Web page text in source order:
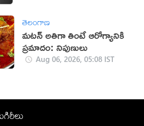
తెలంగాణ
మటన్ అతిగా తింటే ఆరోగ్యానికి
ప్రమాదం: నిపుణులు
Aug 06, 2026, 05:08 IST